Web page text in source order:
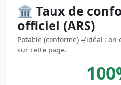
🏛️ Taux de
officiel (ARS)
Potable (conforme) ≠ idéal :
sur cette page.